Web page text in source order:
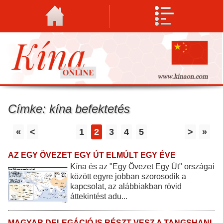
Címke: kína befektetés
« < 1 2 3 4 5 > »
AZ EGY ÖVEZET EGY ÚT ELMÚLT EGY ÉVE
Kína és az "Egy Övezet Egy Út" országai
között egyre jobban szorosodik a
kapcsolat, az alábbiakban rövid
áttekintést adu...